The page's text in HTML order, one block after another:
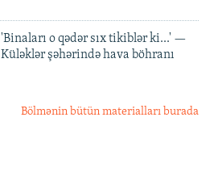
'Binaları o qədər sıx tikiblər ki...' —
Küləklər şəhərində hava böhranı
Bölmənin bütün materialları burada